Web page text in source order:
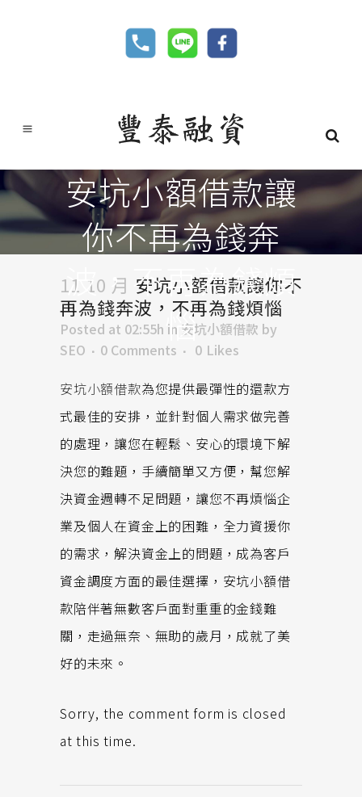
安坑小額借款讓
你不再為錢奔
波，不再為錢煩
惱
11 10 月 安坑小額借款讓你不
再為錢奔波，不再為錢煩惱
Posted at 02:55h in 安坑小額借款 by
SEO
0 Comments 0 Likes
安坑小額借款為您提供最彈性的還款方
式最佳的安排，並針對個人需求做完善
的處理，讓您在輕鬆、安心的環境下解
決您的難題，手續簡單又方便，幫您解
決資金週轉不足問題，讓您不再煩惱企
業及個人在資金上的困難，全力資援你
的需求，解決資金上的問題，成為客戶
資金調度方面的最佳選擇，安坑小額借
款陪伴著無數客戶面對重重的金錢難
關，走過無奈、無助的歲月，成就了美
好的未來。
Sorry, the comment form is closed
at this time.